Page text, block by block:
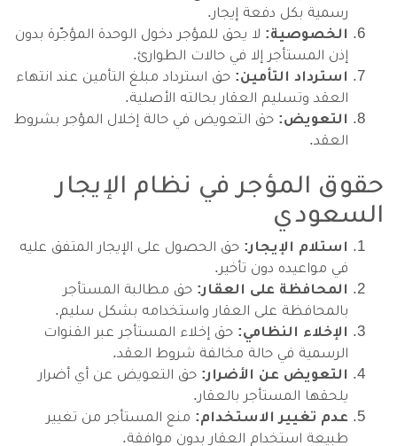
رسمية بكل دفعة إيجار.
الخصوصية: لا يحق للمؤجر دخول الوحدة المؤجّرة بدون
إذن المستأجر إلا في حالات الطوارئ.
استرداد التأمين: حق استرداد مبلغ التأمين عند انتهاء
العقد وتسليم العقار بحالته الأصلية.
التعويض: حق التعويض في حالة إخلال المؤجر بشروط
العقد.
حقوق المؤجر في نظام الإيجار
السعودي
استلام الإيجار: حق الحصول على الإيجار المتفق عليه
في مواعيده دون تأخير.
المحافظة على العقار: حق مطالبة المستأجر
بالمحافظة على العقار واستخدامه بشكل سليم.
الإخلاء النظامي: حق إخلاء المستأجر عبر القنوات
الرسمية في حالة مخالفة شروط العقد.
التعويض عن الأضرار: حق التعويض عن أي أضرار
يلحقها المستأجر بالعقار.
عدم تغيير الاستخدام: منع المستأجر من تغيير
طبيعة استخدام العقار بدون موافقة.